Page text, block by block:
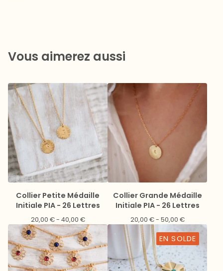
Vous aimerez aussi
Collier Petite Médaille
Initiale PIA - 26 Lettres
20,00 €- 40,00 €
Collier Grande Médaille
Initiale PIA - 26 Lettres
20,00 €- 50,00 €
EN SOLDE